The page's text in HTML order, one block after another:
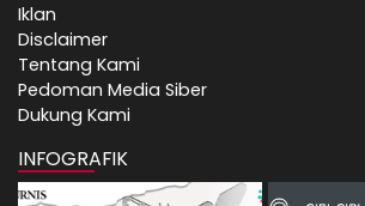
Iklan
Disclaimer
Tentang Kami
Pedoman Media Siber
Dukung Kami
INFOGRAFIK